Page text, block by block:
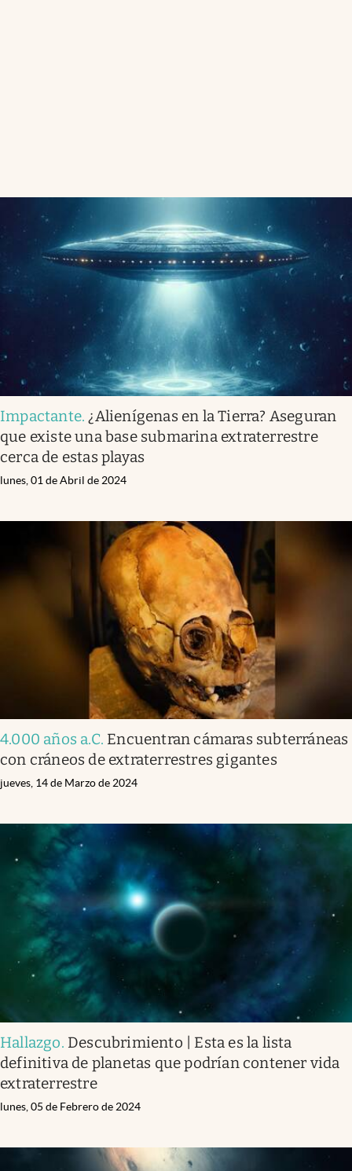
Impactante. ¿Alienígenas en la Tierra? Aseguran
que existe una base submarina extraterrestre
cerca de estas playas
lunes, 01 de Abril de 2024
4.000 años a.C. Encuentran cámaras subterráneas
con cráneos de extraterrestres gigantes
jueves, 14 de Marzo de 2024
Hallazgo. Descubrimiento | Esta es la lista
definitiva de planetas que podrían contener vida
extraterrestre
lunes, 05 de Febrero de 2024